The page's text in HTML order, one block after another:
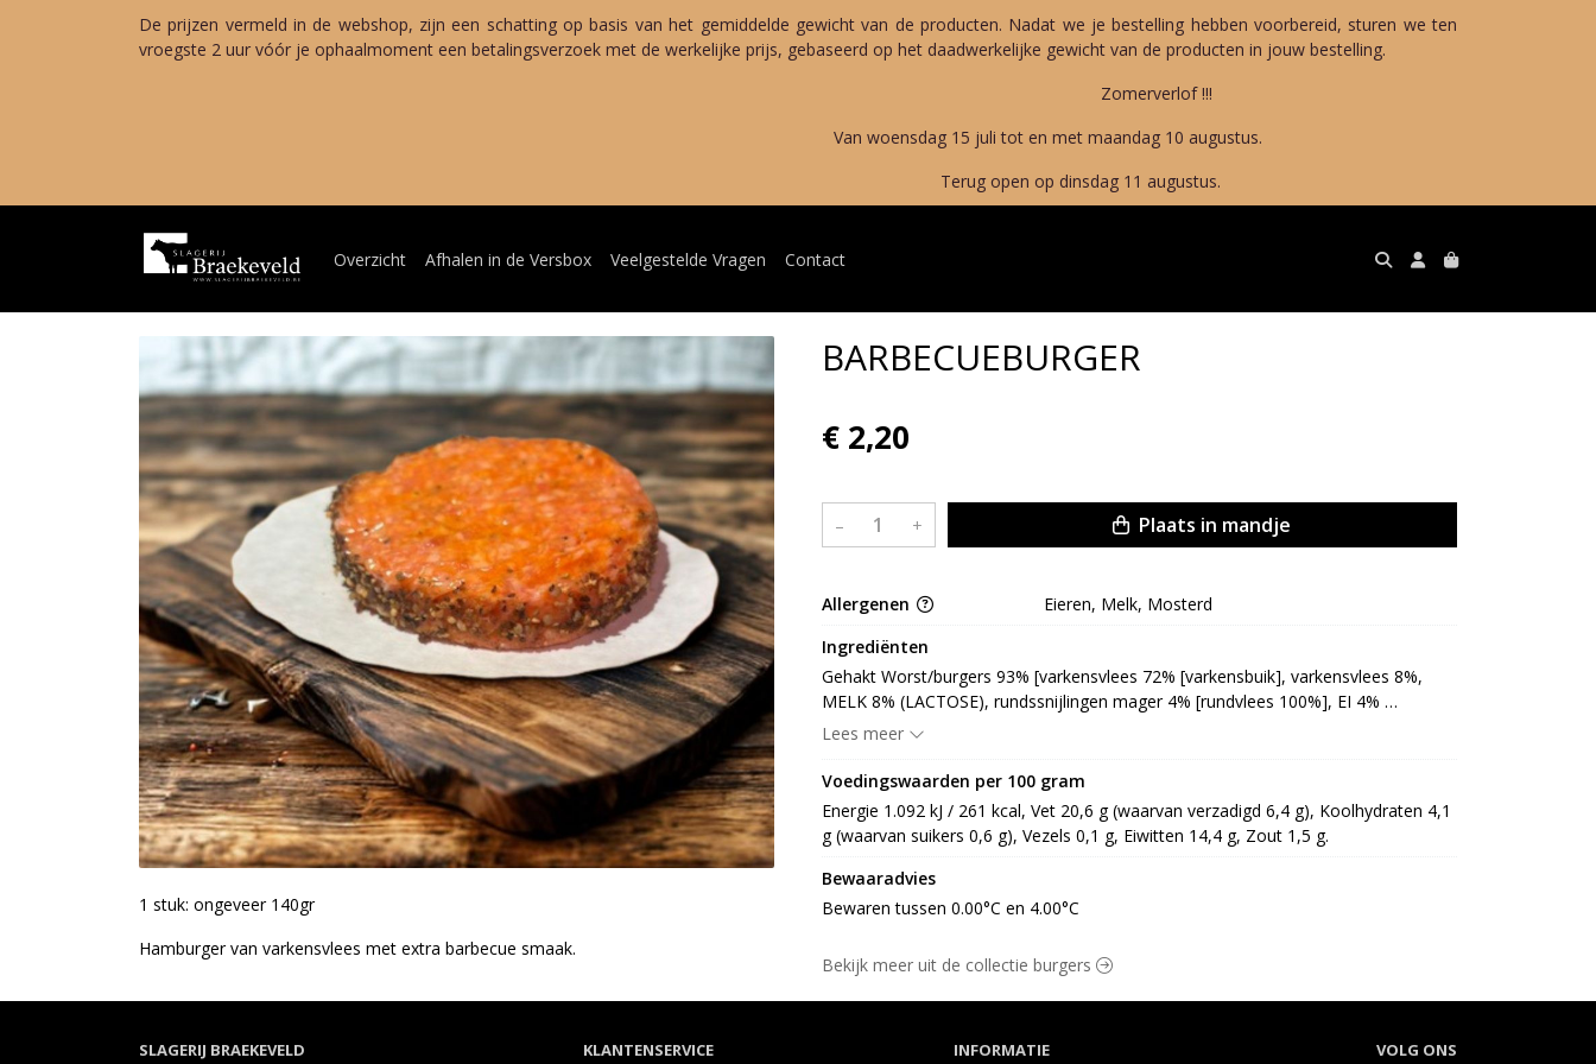
De prijzen vermeld in de webshop, zijn een schatting op basis van het gemiddelde gewicht van de producten. Nadat we je bestelling hebben voorbereid, sturen we ten
vroegste 2 uur vóór je ophaalmoment een betalingsverzoek met de werkelijke prijs, gebaseerd op het daadwerkelijke gewicht van de producten in jouw bestelling.
Zomerverlof !!!
Van woensdag 15 juli tot en met maandag 10 augustus.
Terug open op dinsdag 11 augustus.
Overzicht Afhalen in de Versbox Veelgestelde Vragen Contact
1 stuk: ongeveer 140gr
Hamburger van varkensvlees met extra barbecue smaak.
BARBECUEBURGER
€ 2,20
– + Plaats in mandje
Allergenen
Eieren, Melk, Mosterd
Ingrediënten
Gehakt Worst/burgers 93% [varkensvlees 72% [varkensbuik], varkensvlees 8%,
MELK 8% (LACTOSE), rundssnijlingen mager 4% [rundvlees 100%], EI 4%
[voedingszuur: E330, conserveermiddel: E202], Gehaktkruidenmengeling 2%
specerij 37% [glucosestroop, zuurteregelaar: E262, E331, zout, antioxidant: E300,
rode bietpoeder, aroma], bindmiddel 25% [aardappelzetmeel, paneermeel
(rijstmeel, tapiocazetmeel, aardappelzetmeel, zout, gist), citrusvezel]], bindmiddel
[aardappelzetmeel, paneermeel (rijstmeel, tapiocazetmeel, aardappelzetmeel,
zout, gist), citrusvezel]], marinade 2% [koolzaadolie, zout, spec (MOSTERDgraan,
MOSTERDml), aroma, smaakversterker: E621, suiker, palmvet, gistextract],
Lees meer
Voedingswaarden per 100 gram
Energie 1.092 kJ / 261 kcal, Vet 20,6 g (waarvan verzadigd 6,4 g), Koolhydraten 4,1
g (waarvan suikers 0,6 g), Vezels 0,1 g, Eiwitten 14,4 g, Zout 1,5 g.
Bewaaradvies
Bewaren tussen 0.00°C en 4.00°C
Bekijk meer uit de collectie burgers
SLAGERIJ BRAEKEVELD KLANTENSERVICE INFORMATIE VOLG ONS